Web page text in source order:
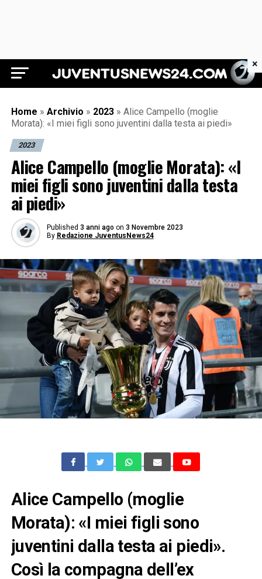
Juventus News 24
Home » Archivio » 2023 » Alice Campello (moglie
Morata): «I miei figli sono juventini dalla testa ai piedi»
2023
Alice Campello (moglie Morata): «I
miei figli sono juventini dalla testa
ai piedi»
Published 3 anni ago on 3 Novembre 2023
By Redazione JuventusNews24
Alice Campello (moglie
Morata): «I miei figli sono
juventini dalla testa ai piedi».
Così la compagna dell’ex
×